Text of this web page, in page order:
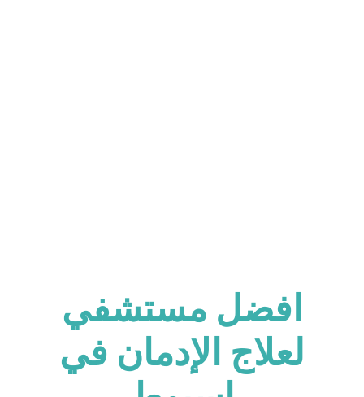
افضل مستشفي
لعلاج الإدمان في